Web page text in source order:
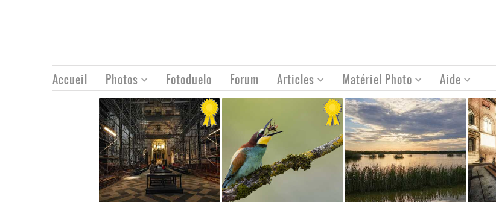
Accueil Photos Fotoduelo Forum Articles Matériel Photo Aide